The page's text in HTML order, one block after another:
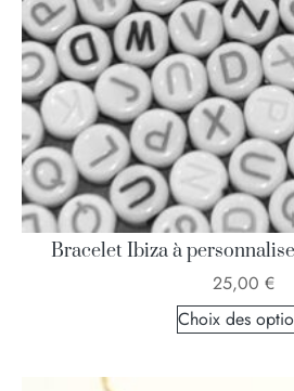
Bracelet Ibiza à
25,00 €
Choix des